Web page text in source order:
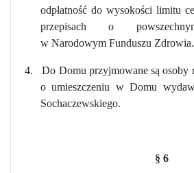
odpłatność do wysokości limitu
przepisach o
w Narodowym Funduszu Zdrowia.
4.
Do Domu przyjmowane są osoby
o umieszczeniu w Domu
Sochaczewskiego.
§ 6